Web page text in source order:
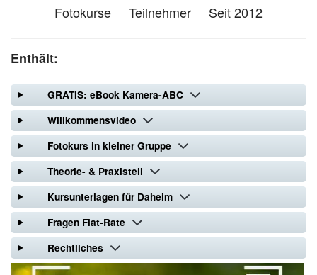
Fotokurse
Teilnehmer
Seit 2012
Enthält:
GRATIS: eBook Kamera-ABC
Willkommensvideo
Fotokurs in kleiner Gruppe
Theorie- & Praxisteil
Kursunterlagen für Daheim
Fragen Flat-Rate
Rechtliches